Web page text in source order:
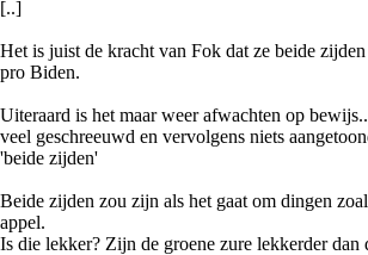
[..]
Het is juist de kracht van Fok dat ze beide
pro Biden.
Uiteraard is het maar weer afwachten op
veel geschreeuwd en vervolgens niets
'beide zijden'
Beide zijden zou zijn als het gaat om dingen
appel.
Is die lekker? Zijn de groene zure lekkerder dan